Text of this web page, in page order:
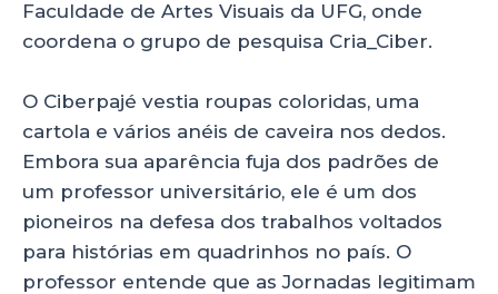
Faculdade de Artes Visuais da UFG, onde
coordena o grupo de pesquisa Cria_Ciber.
O Ciberpajé vestia roupas coloridas, uma
cartola e vários anéis de caveira nos dedos.
Embora sua aparência fuja dos padrões de
um professor universitário, ele é um dos
pioneiros na defesa dos trabalhos voltados
para histórias em quadrinhos no país. O
professor entende que as Jornadas legitimam